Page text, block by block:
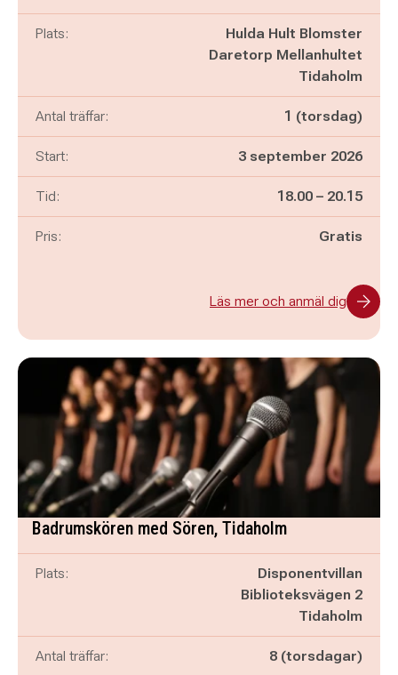
Plats:
Hulda Hult Blomster
Daretorp Mellanhultet
Tidaholm
Antal träffar: 1 (torsdag)
Start: 3 september 2026
Tid: Pågår mellan
18.00 – och
20.15
Pris: Gratis
Läs mer och anmäl dig
Badrumskören med Sören, Tidaholm
Plats:
Disponentvillan
Biblioteksvägen 2
Tidaholm
Antal träffar: 8 (torsdagar)